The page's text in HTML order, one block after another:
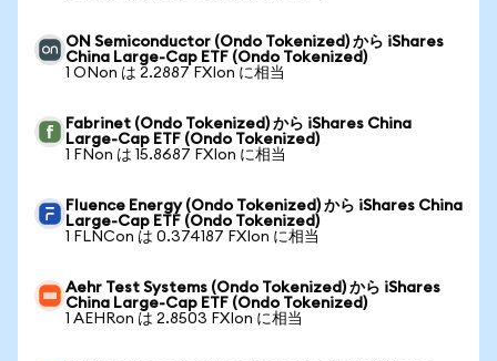
ON Semiconductor (Ondo Tokenized) から iShares
China Large-Cap ETF (Ondo Tokenized)
1 ONon は 2.2887 FXIon に相当
Fabrinet (Ondo Tokenized) から iShares China
Large-Cap ETF (Ondo Tokenized)
1 FNon は 15.8687 FXIon に相当
Fluence Energy (Ondo Tokenized) から iShares China
Large-Cap ETF (Ondo Tokenized)
1 FLNCon は 0.374187 FXIon に相当
Aehr Test Systems (Ondo Tokenized) から iShares
China Large-Cap ETF (Ondo Tokenized)
1 AEHRon は 2.8503 FXIon に相当